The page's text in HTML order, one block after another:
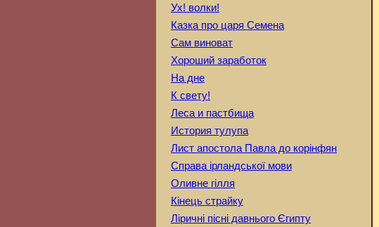
Ух! волки!
Казка про царя Семена
Сам виноват
Хороший заработок
На дне
К свету!
Леса и пастбища
История тулупа
Лист апостола Павла до корінфян
Справа ірландської мови
Оливне гілля
Кінець страйку
Ліричні пісні давнього Єгипту